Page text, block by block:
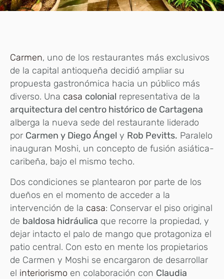
Carmen, uno de los restaurantes más exclusivos
de la capital antioqueña decidió ampliar su
propuesta gastronómica hacia un público más
diverso. Una casa colonial representativa de la
arquitectura del centro histórico de Cartagena
alberga la nueva sede del restaurante liderado
por Carmen y Diego Ángel y Rob Pevitts. Paralelo
inauguran Moshi, un concepto de fusión asiática-
caribeña, bajo el mismo techo.
Dos condiciones se plantearon por parte de los
dueños en el momento de acceder a la
intervención de la casa: Conservar el piso original
de baldosa hidráulica que recorre la propiedad, y
dejar intacto el palo de mango que protagoniza el
patio central. Con esto en mente los propietarios
de Carmen y Moshi se encargaron de desarrollar
el interiorismo en colaboración con Claudia